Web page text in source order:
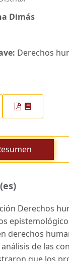
Dimás
Derechos
Derechos
derechos
de las